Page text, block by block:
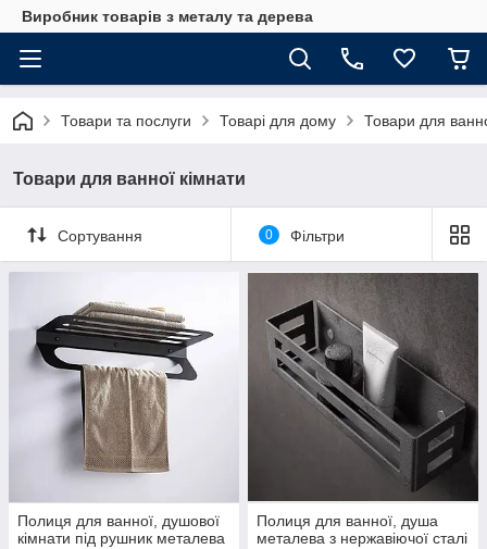
Виробник товарів з металу та дерева
Товари та послуги Товарі для дому Товари для
Товари для ванної кімнати
Сортування 0 Фільтри
Полиця для ванної, душової
кімнати під рушник металева
Полиця для ванної, душа
металева з нержавіючої сталі